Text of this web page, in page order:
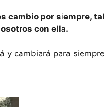
cambio por siempre,
con ella.
y cambiará para